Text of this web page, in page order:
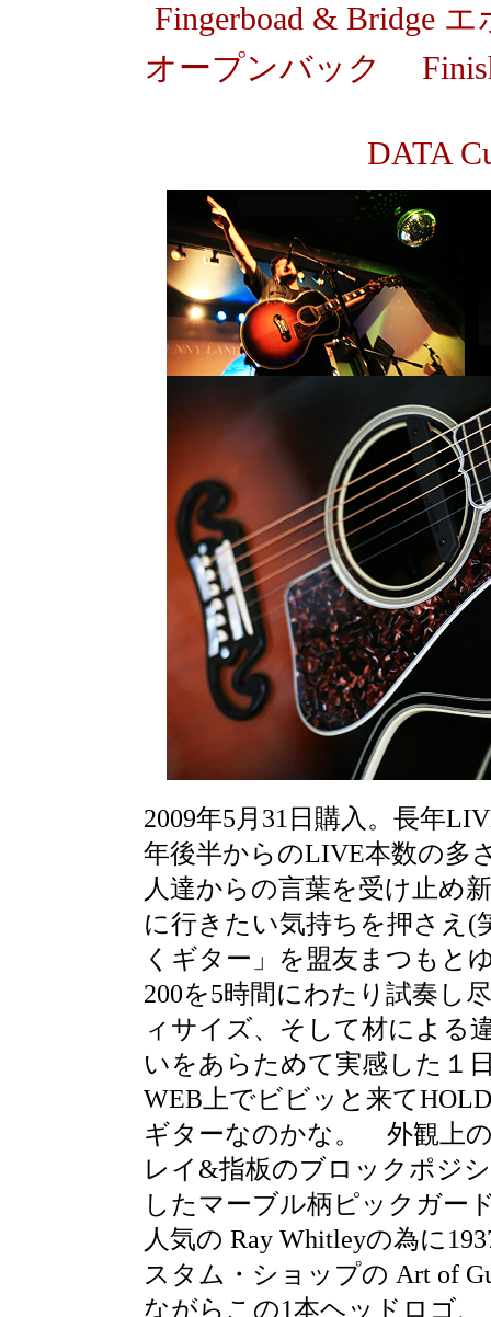
Fingerboad & Bridge
オープンバック
DATA
2009年5月31日購入。長年
年後半からのLIVE本数の多
人達からの言葉を受け止め
に行きたい気持ちを押さえ(
くギター」を盟友まつもと
200を5時間にわたり試奏し
ィサイズ、そして材による
いをあらためて実感した１
WEB上でビビッと来て
ギターなのかな。 外観上
レイ&指板のブロックポジ
したマーブル柄ピックガー
人気の Ray Whitleyの為に
スタム・ショップの Art of
ながらこの1本ヘッドロゴ